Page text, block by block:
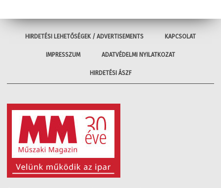
HIRDETÉSI LEHETŐSÉGEK / ADVERTISEMENTS KAPCSOLAT
IMPRESSZUM ADATVÉDELMI NYILATKOZAT
HIRDETÉSI ÁSZF